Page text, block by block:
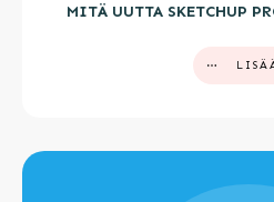
MITÄ UUTTA SKETCHUP